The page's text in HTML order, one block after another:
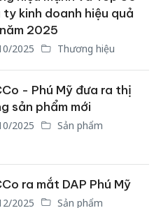
ty kinh doanh hiệu quả
2025
2025 Thương hiệu
- Phú Mỹ đưa ra thị
sản phẩm mới
2025 Sản phẩm
ra mắt DAP Phú Mỹ
2025 Sản phẩm